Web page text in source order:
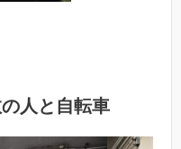
人と自転車